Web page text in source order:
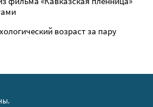
возраст за пару